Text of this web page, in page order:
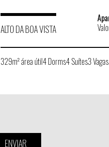
ALTO DA BOA VISTA
329m² área útil4 Dorms4 Suítes3 Vagas
ENVIAR